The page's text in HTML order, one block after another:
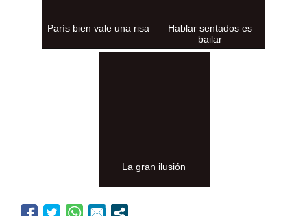
París bien vale una risa
Hablar sentados es
bailar
La gran ilusión